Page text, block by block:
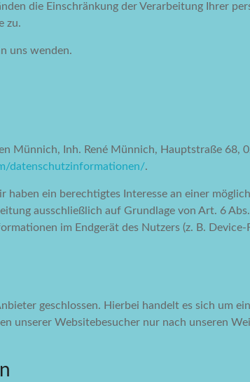
die Einschränkung der Verarbeitung Ihrer
zu.
uns wenden.
Münnich, Inh. René Münnich, Hauptstraße 68,
datenschutzinformationen/.
ein berechtigtes Interesse an einer
ausschließlich auf Grundlage von Art. 6
im Endgerät des Nutzers (z. B. Device-
geschlossen. Hierbei handelt es sich um
unserer Websitebesucher nur nach unseren